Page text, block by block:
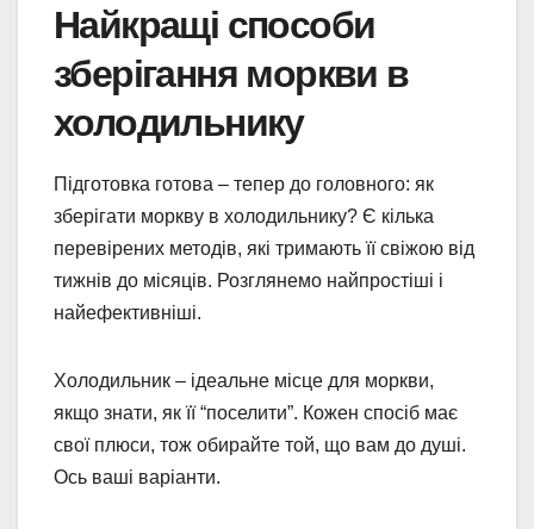
Найкращі способи
зберігання моркви в
холодильнику
Підготовка готова – тепер до головного: як
зберігати моркву в холодильнику? Є кілька
перевірених методів, які тримають її свіжою від
тижнів до місяців. Розглянемо найпростіші і
найефективніші.
Холодильник – ідеальне місце для моркви,
якщо знати, як її “поселити”. Кожен спосіб має
свої плюси, тож обирайте той, що вам до душі.
Ось ваші варіанти.